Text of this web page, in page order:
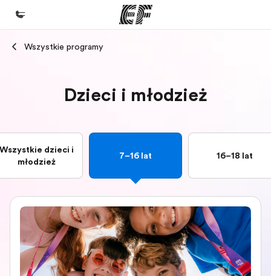
Nasze programy
Nasze biura
Znajdź najbliższe biuro
Kim jesteśmy
Dołącz do naszego zespołu
Wszystkie programy
Dzieci i młodzież
dzieci i
młodzież
7–16 lat 16–18 lat